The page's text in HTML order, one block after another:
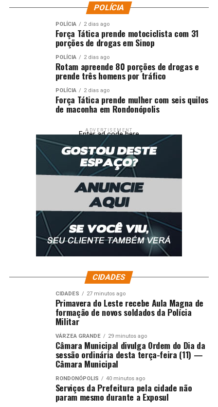
POLÍCIA
POLÍCIA 2 dias ago
Força Tática prende motociclista com 31
porções de drogas em Sinop
POLÍCIA 2 dias ago
Rotam apreende 80 porções de drogas e
prende três homens por tráfico
POLÍCIA 2 dias ago
Força Tática prende mulher com seis quilos
de maconha em Rondonópolis
ADVERTISEMENT
Enter ad code here
CIDADES
CIDADES 27 minutos ago
Primavera do Leste recebe Aula Magna de
formação de novos soldados da Polícia
Militar
VÁRZEA GRANDE 29 minutos ago
Câmara Municipal divulga Ordem do Dia da
sessão ordinária desta terça-feira (11) —
Câmara Municipal
RONDONÓPOLIS 40 minutos ago
Serviços da Prefeitura pela cidade não
param mesmo durante a Exposul